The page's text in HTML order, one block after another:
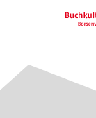
anzeigen
Zur